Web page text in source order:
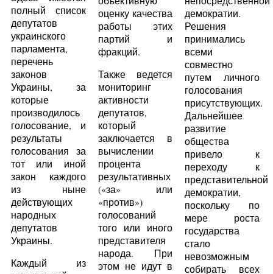
полный список
депутатов
украинского
парламента,
перечень
законов
Украины, за
которые
производилось
голосование, и
результаты
голосования за
тот или иной
закон каждого
из ныне
действующих
народных
депутатов
Украины.
Каждый из
оценку качества
работы этих
партий и
фракций.
Также ведется
мониторинг
активности
депутатов,
который
заключается в
вычислении
процента
результативных
(«за» или
«против»)
голосований
того или иного
представителя
народа. При
этом не идут в
демократии.
Решения
принимались
всеми
совместно
путем личного
голосования
присутствующих.
Дальнейшее
развитие
общества
привело к
переходу к
представительной
демократии,
поскольку по
мере роста
государства
стало
невозможным
собирать всех